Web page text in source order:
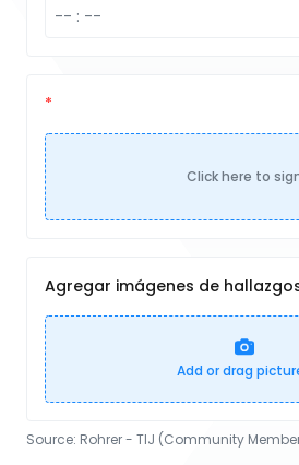
Click here to
Agregar imágenes de
Add or drag
Source: Rohrer - TIJ (Community